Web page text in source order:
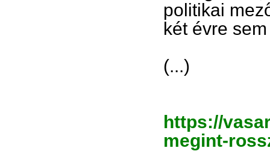
politikai
két évre
(...)
https://
megint-